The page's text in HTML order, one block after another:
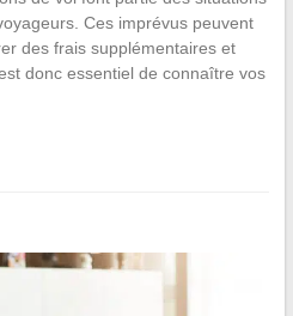
Ces imprévus peuvent
des frais supplémentaires et
donc essentiel de connaître vos